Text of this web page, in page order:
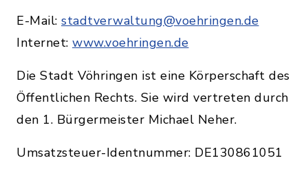
E-Mail: stadtverwaltung@voehringen.de
Internet: www.voehringen.de
Die Stadt Vöhringen ist eine Körperschaft des
Öffentlichen Rechts. Sie wird vertreten durch
den 1. Bürgermeister Michael Neher.
Umsatzsteuer-Identnummer: DE130861051